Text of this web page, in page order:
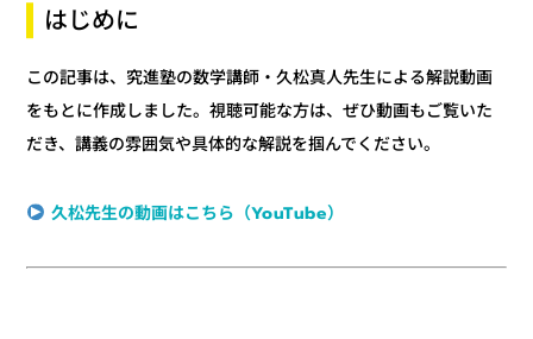
はじめに
この記事は、究進塾の数学講師・久松真人先生による解説動画
をもとに作成しました。視聴可能な方は、ぜひ動画もご覧いた
だき、講義の雰囲気や具体的な解説を掴んでください。
久松先生の動画はこちら（YouTube）